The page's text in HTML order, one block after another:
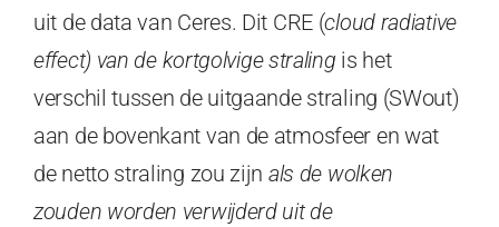
uit de data van Ceres. Dit CRE (cloud radiative
effect) van de kortgolvige straling is het
verschil tussen de uitgaande straling (SWout)
aan de bovenkant van de atmosfeer en wat
de netto straling zou zijn als de wolken
zouden worden verwijderd uit de